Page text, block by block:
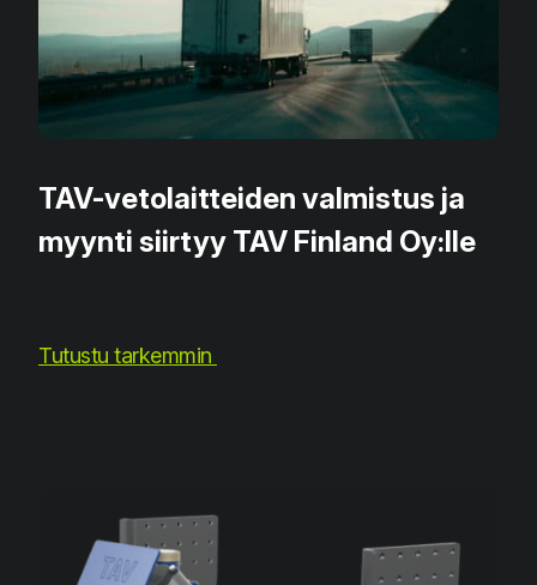
TAV-vetolaitteiden valmistus ja
myynti siirtyy TAV Finland Oy:lle
Tutustu tarkemmin